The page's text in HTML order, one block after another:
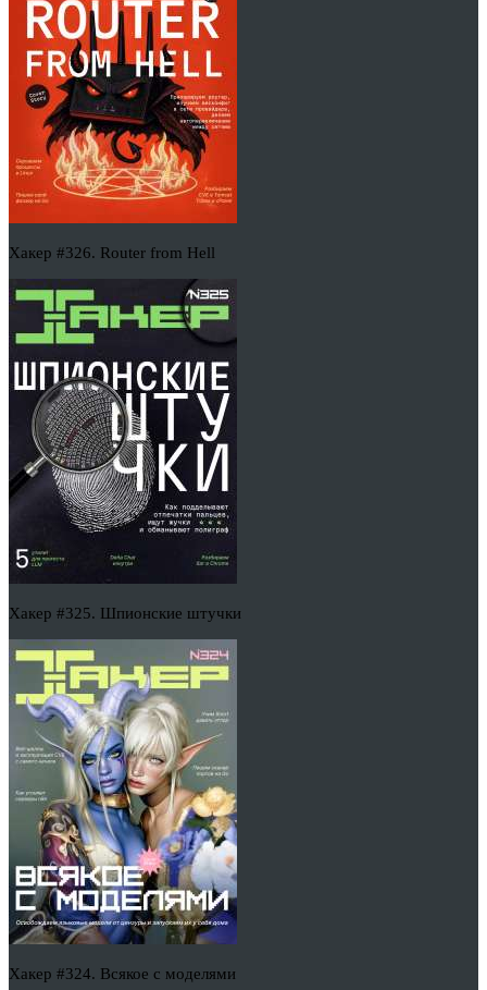
Хакер #326. Router from Hell
Хакер #325. Шпионские штучки
Хакер #324. Всякое с моделями